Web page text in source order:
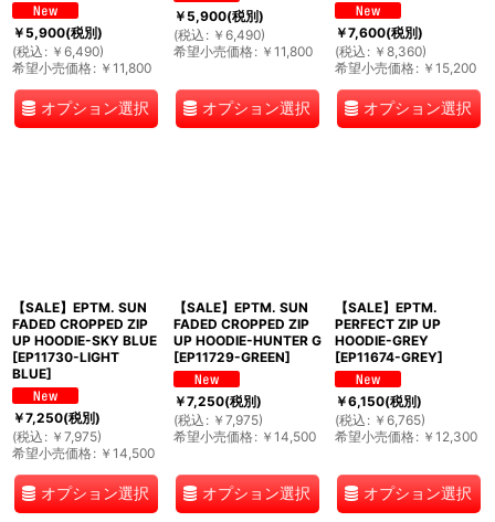
￥5,900(税別)
(税込 : ￥ 6,490)
希望小売価格: ￥ 11,800
オプション選択
￥5,900(税別)
(税込 : ￥ 6,490)
希望小売価格: ￥ 11,800
オプション選択
￥7,600(税別)
(税込 : ￥ 8,360)
希望小売価格: ￥ 15,200
オプション選択
【SALE】EPTM. SUN
FADED CROPPED ZIP
UP HOODIE-SKY BLUE
[EP11730-LIGHT
BLUE]
￥7,250(税別)
(税込 : ￥ 7,975)
希望小売価格: ￥ 14,500
オプション選択
【SALE】EPTM. SUN
FADED CROPPED ZIP
UP HOODIE-HUNTER G
[EP11729-GREEN]
￥7,250(税別)
(税込 : ￥ 7,975)
希望小売価格: ￥ 14,500
オプション選択
【SALE】EPTM.
PERFECT ZIP UP
HOODIE-GREY
[EP11674-GREY]
￥6,150(税別)
(税込 : ￥ 6,765)
希望小売価格: ￥ 12,300
オプション選択